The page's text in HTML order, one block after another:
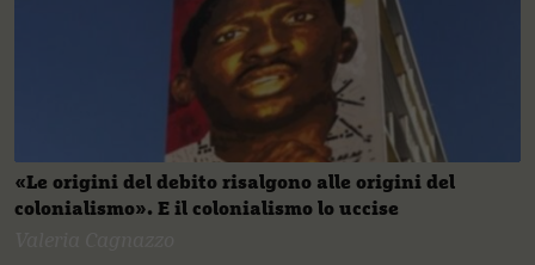
«Le origini del debito risalgono alle origini del
colonialismo». E il colonialismo lo uccise